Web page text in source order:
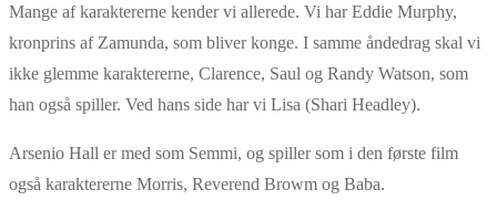
Mange af karaktererne kender vi allerede. Vi har Eddie Murphy,
kronprins af Zamunda, som bliver konge. I samme åndedrag skal vi
ikke glemme karaktererne, Clarence, Saul og Randy Watson, som
han også spiller. Ved hans side har vi Lisa (Shari Headley).
Arsenio Hall er med som Semmi, og spiller som i den første film
også karaktererne Morris, Reverend Browm og Baba.